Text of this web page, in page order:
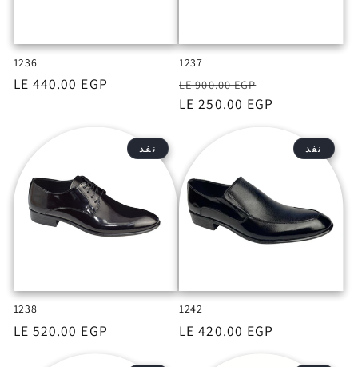
1236
السعر
LE 440.00 EGP
1237
السعر
LE 900.00 EGP
بعدLE 250.00 EGP
نفذ
1238
السعر
LE 520.00 EGP
نفذ
1242
السعر
LE 420.00 EGP